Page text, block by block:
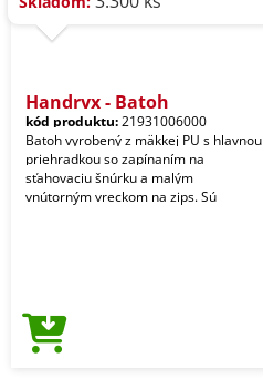
Handryx - Batoh
kód produktu:21931006000
Batoh vyrobený z mäkkej PU s hlavnou
priehradkou so zapínaním na
sťahovaciu šnúrku a malým
vnútorným vreckom na zips. Sú